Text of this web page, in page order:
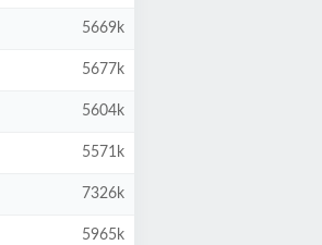
5669k
5677k
5604k
5571k
7326k
5965k